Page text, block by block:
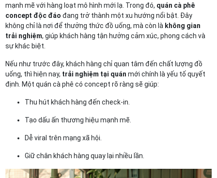
mạnh mẽ với hàng loạt mô hình mới lạ. Trong đó, quán cà phê
concept độc đáo đang trở thành một xu hướng nổi bật. Đây
không chỉ là nơi để thưởng thức đồ uống, mà còn là không gian
trải nghiệm, giúp khách hàng tận hưởng cảm xúc, phong cách và
sự khác biệt.
Nếu như trước đây, khách hàng chỉ quan tâm đến chất lượng đồ
uống, thì hiện nay, trải nghiệm tại quán mới chính là yếu tố quyết
định. Một quán cà phê có concept rõ ràng sẽ giúp:
Thu hút khách hàng đến check-in.
Tạo dấu ấn thương hiệu mạnh mẽ.
Dễ viral trên mạng xã hội.
Giữ chân khách hàng quay lại nhiều lần.